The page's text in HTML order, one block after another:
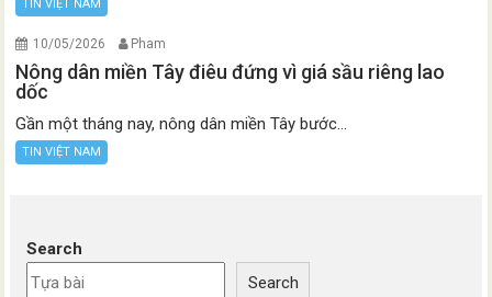
TIN VIỆT NAM
10/05/2026 Pham
Nông dân miền Tây điêu đứng vì giá sầu riêng lao
dốc
Gần một tháng nay, nông dân miền Tây bước...
TIN VIỆT NAM
Search
Search